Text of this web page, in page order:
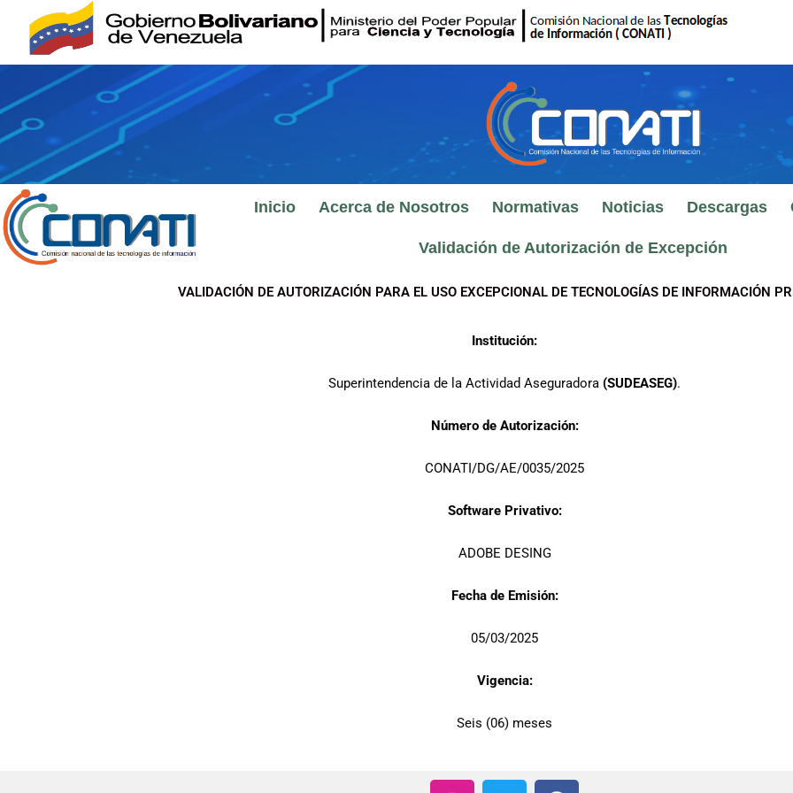
contenido
Inicio Acerca de Nosotros Normativas Noticias Descargas
Validación de Autorización de Excepción
VALIDACIÓN DE AUTORIZACIÓN PARA EL USO EXCEPCIONAL DE TECNOLOGÍAS DE INFORMACIÓN
Institución:
Superintendencia de la Actividad Aseguradora (SUDEASEG).
Número de Autorización:
CONATI/DG/AE/0035/2025
Software Privativo:
ADOBE DESING
Fecha de Emisión:
05/03/2025
Vigencia:
Seis (06) meses